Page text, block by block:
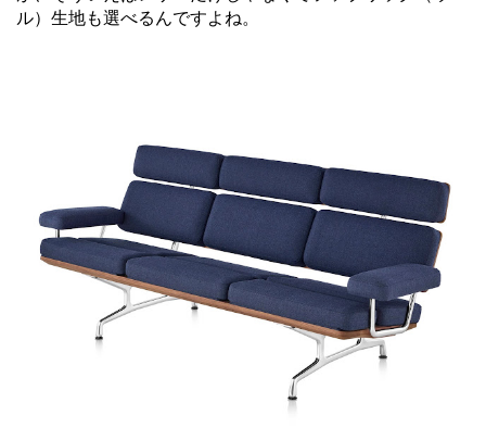
ル）生地も選べるんですよね。